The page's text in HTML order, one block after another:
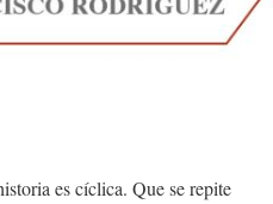
es cíclica. Que se repite